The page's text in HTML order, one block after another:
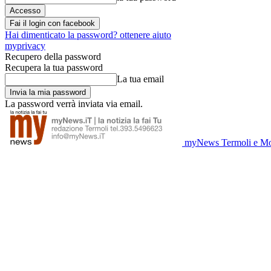
Fai il login con facebook
Hai dimenticato la password? ottenere aiuto
myprivacy
Recupero della password
Recupera la tua password
La tua email
La password verrà inviata via email.
myNews Termoli e